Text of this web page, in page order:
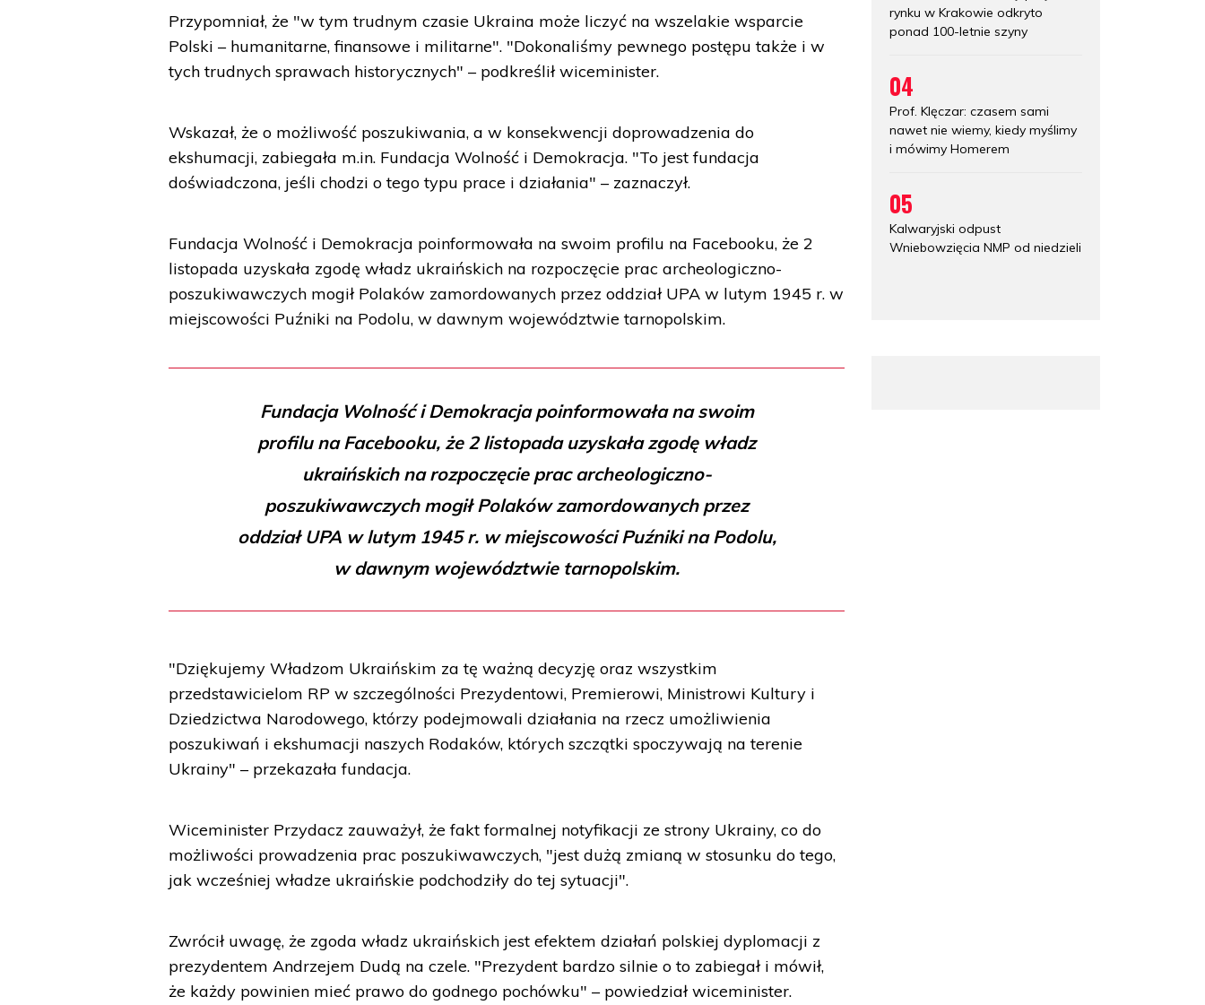
Przypomniał, że "w tym trudnym czasie Ukraina może liczyć na wszelakie wsparcie
Polski – humanitarne, finansowe i militarne". "Dokonaliśmy pewnego postępu także i w
tych trudnych sprawach historycznych" – podkreślił wiceminister.
Wskazał, że o możliwość poszukiwania, a w konsekwencji doprowadzenia do
ekshumacji, zabiegała m.in. Fundacja Wolność i Demokracja. "To jest fundacja
doświadczona, jeśli chodzi o tego typu prace i działania" – zaznaczył.
Fundacja Wolność i Demokracja poinformowała na swoim profilu na Facebooku, że 2
listopada uzyskała zgodę władz ukraińskich na rozpoczęcie prac archeologiczno-
poszukiwawczych mogił Polaków zamordowanych przez oddział UPA w lutym 1945 r. w
miejscowości Puźniki na Podolu, w dawnym województwie tarnopolskim.
Fundacja Wolność i Demokracja poinformowała na swoim
profilu na Facebooku, że 2 listopada uzyskała zgodę władz
ukraińskich na rozpoczęcie prac archeologiczno-
poszukiwawczych mogił Polaków zamordowanych przez
oddział UPA w lutym 1945 r. w miejscowości Puźniki na Podolu,
w dawnym województwie tarnopolskim.
"Dziękujemy Władzom Ukraińskim za tę ważną decyzję oraz wszystkim
przedstawicielom RP w szczególności Prezydentowi, Premierowi, Ministrowi Kultury i
Dziedzictwa Narodowego, którzy podejmowali działania na rzecz umożliwienia
poszukiwań i ekshumacji naszych Rodaków, których szczątki spoczywają na terenie
Ukrainy" – przekazała fundacja.
Wiceminister Przydacz zauważył, że fakt formalnej notyfikacji ze strony Ukrainy, co do
możliwości prowadzenia prac poszukiwawczych, "jest dużą zmianą w stosunku do tego,
jak wcześniej władze ukraińskie podchodziły do tej sytuacji".
Zwrócił uwagę, że zgoda władz ukraińskich jest efektem działań polskiej dyplomacji z
prezydentem Andrzejem Dudą na czele. "Prezydent bardzo silnie o to zabiegał i mówił,
że każdy powinien mieć prawo do godnego pochówku" – powiedział wiceminister.
rynku w Krakowie odkryto
ponad 100-letnie szyny
04
Prof. Klęczar: czasem sami
nawet nie wiemy, kiedy myślimy
i mówimy Homerem
05
Kalwaryjski odpust
Wniebowzięcia NMP od niedzieli